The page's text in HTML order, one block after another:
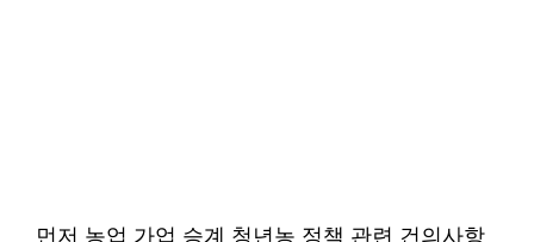
먼저 농업 가업 승계 청년농 정책 관련 건의사항